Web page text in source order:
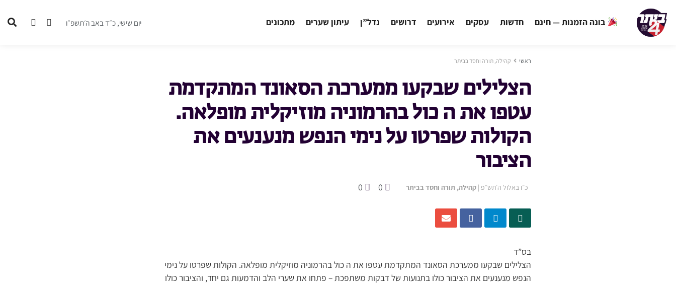
בונה הזמנות — חינם חדשות עסקים אירועים דרושים נדל”ן עיתון שערים מתכונים יום שישי, כ״ד באב ה׳תשפ״ו
ראשי קהילה, תורה וחסד בביתר
הצלילים שבקעו ממערכת הסאונד המתקדמת
עטפו את ה כול בהרמוניה מוזיקלית מופלאה.
הקולות שפרטו על נימי הנפש מנענעים את
הציבור
כ״ו באלול ה׳תש״פ | קהילה, תורה וחסד בביתר 0
0
בס”ד
הצלילים שבקעו ממערכת הסאונד המתקדמת עטפו את ה כול בהרמוניה מוזיקלית מופלאה. הקולות שפרטו על נימי
הנפש מנענעים את הציבור כולו בתנועות של דבקות משתפכת – פתחו את שערי הלב והדמעות גם יחד, והציבור כולו